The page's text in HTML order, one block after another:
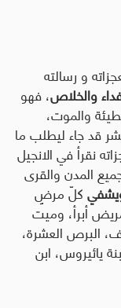
و رسالته
والخلاص، فهو
والموت،
قد جاء ليطلب ما
19 :10) وفي معجزاته نقرأ في الانجيل
المدن والقرى
كلّ مرضٍ
ومريض أبرأ، وميت
البرص العشرة،
يائيروس، ابن